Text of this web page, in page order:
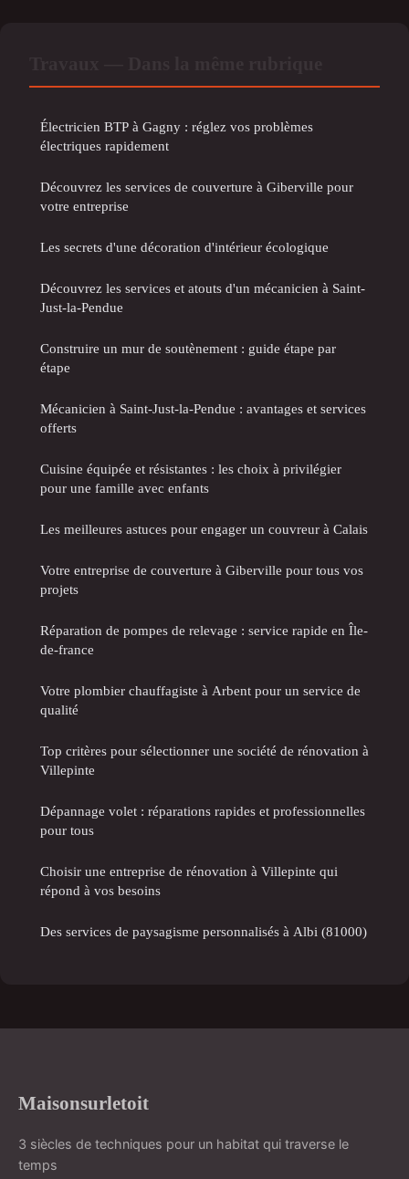
Électricien BTP à Gagny : réglez vos problèmes
électriques rapidement
Découvrez les services de couverture à Giberville pour
votre entreprise
Les secrets d'une décoration d'intérieur écologique
Découvrez les services et atouts d'un mécanicien à Saint-
Just-la-Pendue
Construire un mur de soutènement : guide étape par
étape
Mécanicien à Saint-Just-la-Pendue : avantages et services
offerts
Cuisine équipée et résistantes : les choix à privilégier
pour une famille avec enfants
Les meilleures astuces pour engager un couvreur à Calais
Votre entreprise de couverture à Giberville pour tous vos
projets
Réparation de pompes de relevage : service rapide en Île-
de-france
Votre plombier chauffagiste à Arbent pour un service de
qualité
Top critères pour sélectionner une société de rénovation à
Villepinte
Dépannage volet : réparations rapides et professionnelles
pour tous
Choisir une entreprise de rénovation à Villepinte qui
répond à vos besoins
Des services de paysagisme personnalisés à Albi (81000)
Maisonsurletoit
3 siècles de techniques pour un habitat qui traverse le
temps